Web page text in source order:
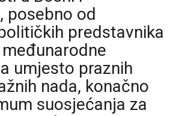
posebno od
predstavnika
umjesto praznih
nada, konačno
suosjećanja za